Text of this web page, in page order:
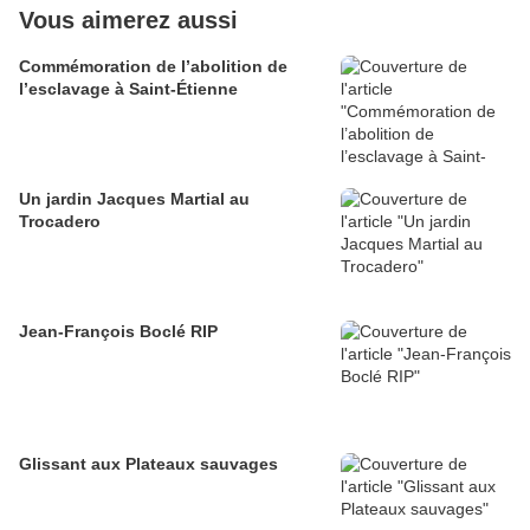
Vous aimerez aussi
Commémoration de l’abolition de
l’esclavage à Saint-Étienne
Un jardin Jacques Martial au
Trocadero
Jean-François Boclé RIP
Glissant aux Plateaux sauvages